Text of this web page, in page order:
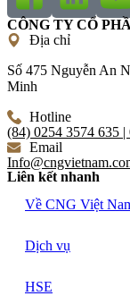
CÔNG TY CỔ
Địa chỉ
Số 475 Nguyễn An
Minh
Hotline
(84) 0254 3574 635 |
Email
Liên kết nhanh
Về CNG Việt
Dịch vụ
HSE